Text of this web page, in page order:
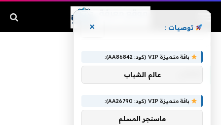
توصيات : ×
باقة متميزة VIP (كود: AA86842):
عالم الشباب
باقة متميزة VIP (كود: AA26790):
ماسنجر المسلم